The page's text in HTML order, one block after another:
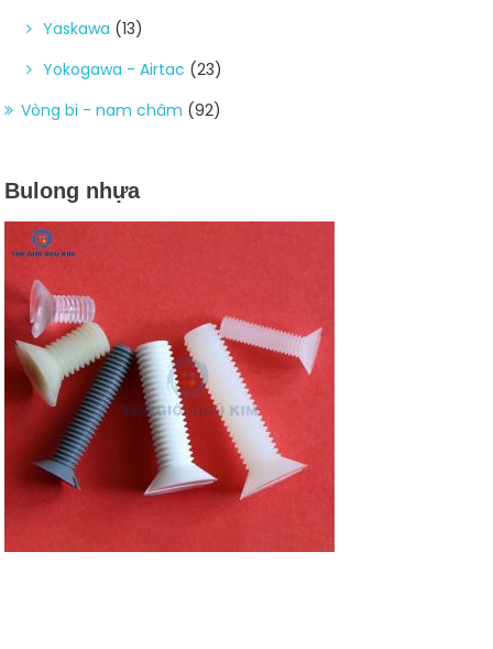
Yaskawa (13)
Yokogawa - Airtac (23)
Vòng bi - nam châm (92)
Bulong nhựa